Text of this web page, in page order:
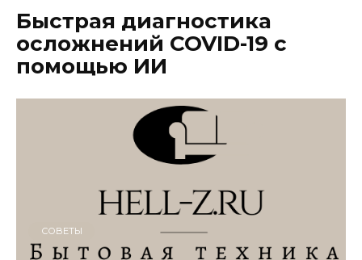
Быстрая диагностика
осложнений COVID-19 с
помощью ИИ
СОВЕТЫ